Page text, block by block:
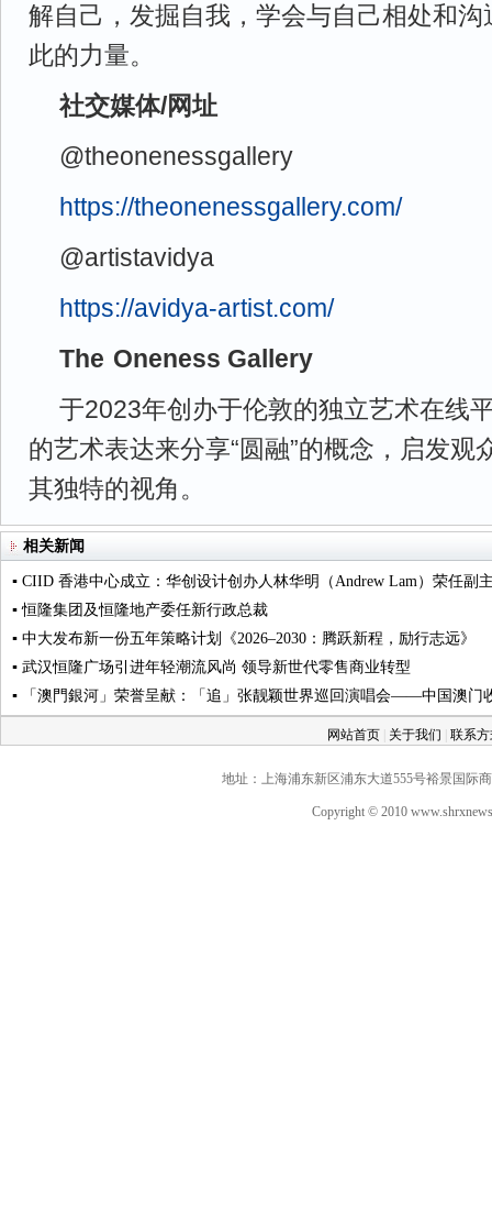
解自己，发掘自我，学会与自己相处和
此的力量。
社交媒体/网址
@theonenessgallery
https://theonenessgallery.com/
@artistavidya
https://avidya-artist.com/
The Oneness Gallery
于2023年创办于伦敦的独立艺术在线
的艺术表达来分享“圆融”的概念，启发观
其独特的视角。
相关新闻
▪ CIID 香港中心成立：华创设计创办人林华明（Andrew Lam）荣任副
▪ 恒隆集团及恒隆地产委任新行政总裁
▪ 中大发布新一份五年策略计划《2026‒2030：腾跃新程，励行志远》
▪ 武汉恒隆广场引进年轻潮流风尚 领导新世代零售商业转型
▪ 「澳門銀河」荣誉呈献：「追」张靓颖世界巡回演唱会——中国澳门
网站首页 关于我们 联系
地址：上海浦东新区浦东大道555号裕景国际
Copyright © 2010